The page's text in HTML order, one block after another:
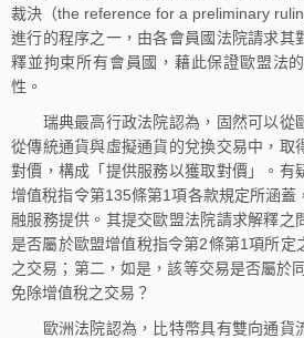
裁決（the reference for a preliminary
進行的程序之一，由各會員國法院請求其
釋並拘束所有會員國，藉此保證歐盟法
性。
瑞典最高行政法院認為，固然可以從
從傳統通貨與虛擬通貨的兌換交易中，取
對價，構成「提供服務以獲取對價」。有
增值稅指令第135條第1項各款規定所涵蓋
融服務提供。其提交歐盟法院請求解釋之
是否屬於歐盟增值稅指令第2條第1項所定
之交易；第二，如是，該等交易是否屬於
免除增值稅之交易？
歐洲法院認為，比特幣具有雙向通貨